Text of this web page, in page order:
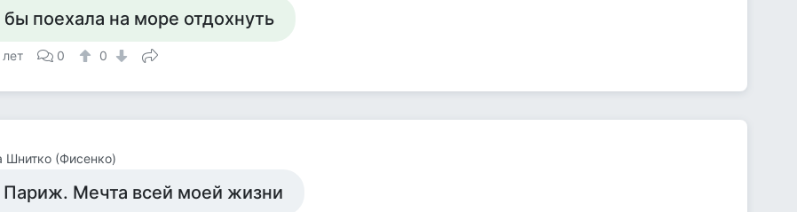
бы поехала на море отдохнуть
0 0
Шнитко (Фисенко)
Париж. Мечта всей моей жизни